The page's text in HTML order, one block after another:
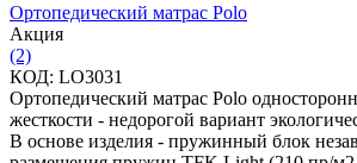
Ортопедический матрас Polo
Aкция
(2)
КОД: LO3031
Ортопедический матрас Polo
жесткости - недорогой вариант
В основе изделия - пружинный блок